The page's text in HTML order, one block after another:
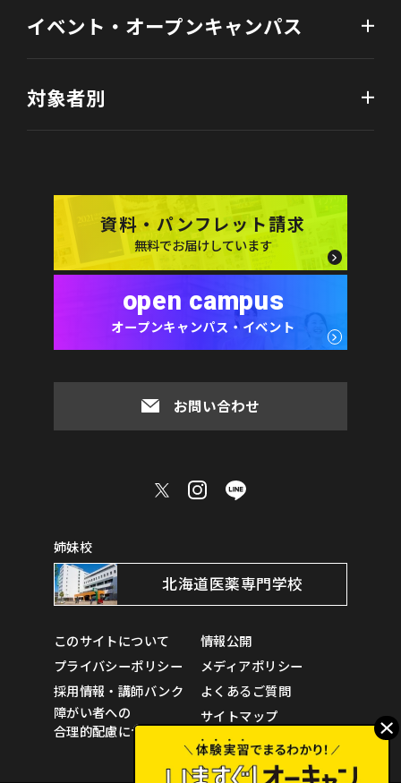
イベント・オープンキャンパス
対象者別
資料・パンフレット請求
無料でお届けしています
open campus
オープンキャンパス・イベント
お問い合わせ
姉妹校
北海道医薬専門学校
このサイトについて
情報公開
プライバシーポリシー
メディアポリシー
採用情報・講師バンク
よくあるご質問
障がい者への
合理的配慮について
サイトマップ